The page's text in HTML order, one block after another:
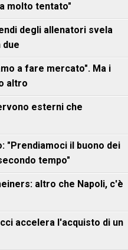
molto tentato"
degli allenatori svela
due
a fare mercato". Ma i
altro
esterni che
"Prendiamoci il buono dei
tempo"
altro che Napoli, c'è
accelera l'acquisto di un